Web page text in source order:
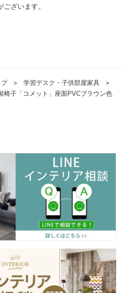
ざいます。
＞ 学習デスク・子供部屋家具
＞
子「コメット」座面PVCブラウン色